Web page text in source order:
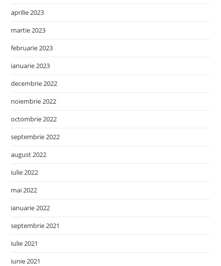
aprilie 2023
martie 2023
februarie 2023
ianuarie 2023
decembrie 2022
noiembrie 2022
octombrie 2022
septembrie 2022
august 2022
iulie 2022
mai 2022
ianuarie 2022
septembrie 2021
iulie 2021
iunie 2021